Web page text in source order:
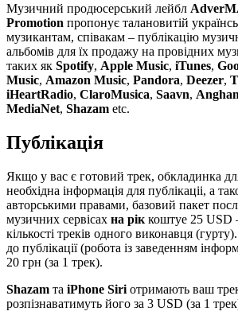
Музичний продюсерський лейбл
Promotion пропонує талановитій
музикантам, співакам – публікацію
альбомів для їх продажу на провідних
таких як Spotify, Apple Music, iTunes,
Music, Amazon Music, Pandora, Deezer,
iHeartRadio, ClaroMusica, Saavn,
MediaNet, Shazam etc.
Публікація
Якщо у вас є готовий трек, обкладинка
необхідна інформація для публікаціі, а
авторськими правами, базовий пакет
музичних сервісах на рік коштуе 25 USD
кількості треків одного виконавця
до публікації (робота із заведенням
20 грн (за 1 трек).
Shazam та iPhone Siri отримають ваш
розпізнаватимуть його за 3 USD (за 1